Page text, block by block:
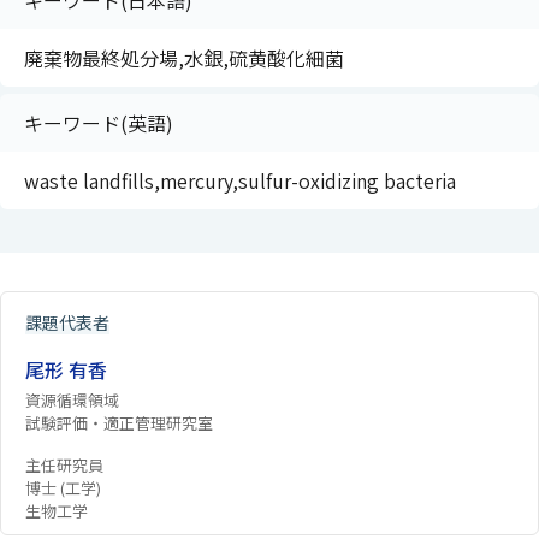
廃棄物最終処分場,水銀,硫黄酸化細菌
キーワード(英語)
waste landfills,mercury,sulfur-oxidizing bacteria
課題代表者
尾形 有香
資源循環領域
試験評価・適正管理研究室
主任研究員
博士 (工学)
生物工学